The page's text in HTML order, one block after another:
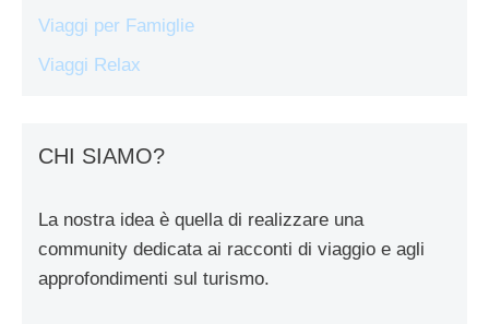
Viaggi per Famiglie
Viaggi Relax
CHI SIAMO?
La nostra idea è quella di realizzare una
community dedicata ai racconti di viaggio e agli
approfondimenti sul turismo.